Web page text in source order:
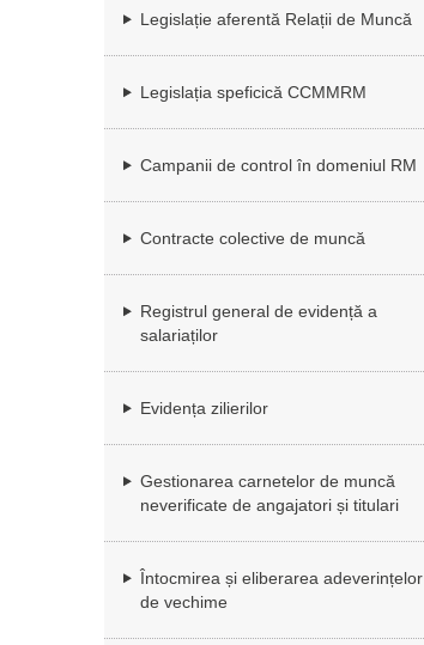
Legislație aferentă Relații de Muncă
Legislația speficică CCMMRM
Campanii de control în domeniul RM
Contracte colective de muncă
Registrul general de evidență a
salariaților
Evidența zilierilor
Gestionarea carnetelor de muncă
neverificate de angajatori și titulari
Întocmirea și eliberarea adeverințelor
de vechime